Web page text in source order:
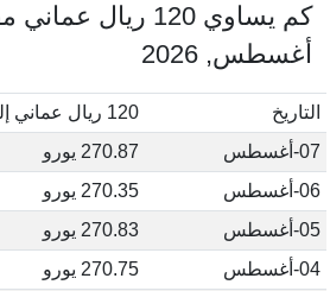
كم يساوي 120 ريال
أغسطس, 2026
التاريخ
120 ريال عماني إلى يورو
07-أغسطس
270.87 يورو
06-أغسطس
270.35 يورو
05-أغسطس
270.83 يورو
04-أغسطس
270.75 يورو